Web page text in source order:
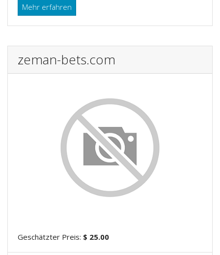
Mehr erfahren
zeman-bets.com
Geschätzter Preis: $ 25.00